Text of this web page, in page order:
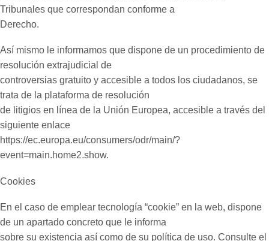
Tribunales que correspondan conforme a
Derecho.
Así mismo le informamos que dispone de un procedimiento de
resolución extrajudicial de
controversias gratuito y accesible a todos los ciudadanos, se
trata de la plataforma de resolución
de litigios en línea de la Unión Europea, accesible a través del
siguiente enlace
https://ec.europa.eu/consumers/odr/main/?
event=main.home2.show.
Cookies
En el caso de emplear tecnología “cookie” en la web, dispone
de un apartado concreto que le informa
sobre su existencia así como de su política de uso. Consulte el